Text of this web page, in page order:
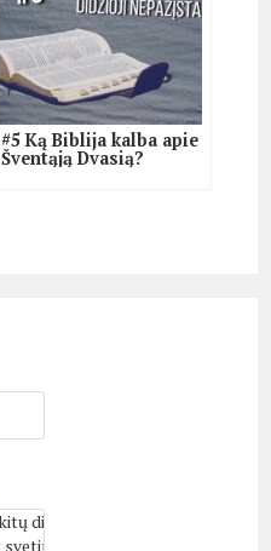
#5 Ką Biblija kalba apie
Šventąją Dvasią?